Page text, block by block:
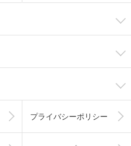
プライバシーポリシー